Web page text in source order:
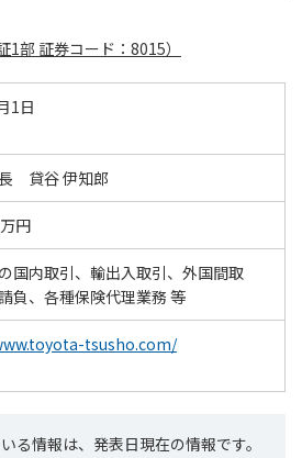
部 証券コード：8015）
1日
貸谷 伊知郎
円
国内取引、輸出入取引、外国間取
負、各種保険代理業務 等
tsusho.com/
る情報は、発表日現在の情報です。